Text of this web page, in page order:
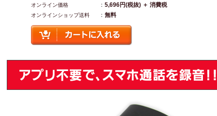
オンライン価格 ： 5,696円(税抜) ＋ 消費税
オンラインショップ送料 ： 無料